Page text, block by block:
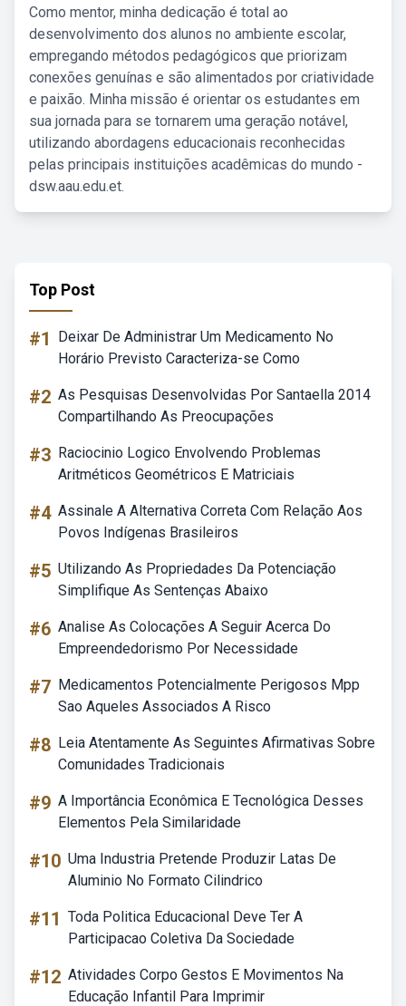
Como mentor, minha dedicação é total ao
desenvolvimento dos alunos no ambiente escolar,
empregando métodos pedagógicos que priorizam
conexões genuínas e são alimentados por criatividade
e paixão. Minha missão é orientar os estudantes em
sua jornada para se tornarem uma geração notável,
utilizando abordagens educacionais reconhecidas
pelas principais instituições acadêmicas do mundo -
dsw.aau.edu.et.
Top Post
#1
Deixar De Administrar Um Medicamento No
Horário Previsto Caracteriza-se Como
#2 As Pesquisas Desenvolvidas Por Santaella 2014
Compartilhando As Preocupações
#3 Raciocinio Logico Envolvendo Problemas
Aritméticos Geométricos E Matriciais
#4 Assinale A Alternativa Correta Com Relação Aos
Povos Indígenas Brasileiros
#5 Utilizando As Propriedades Da Potenciação
Simplifique As Sentenças Abaixo
#6 Analise As Colocações A Seguir Acerca Do
Empreendedorismo Por Necessidade
#7 Medicamentos Potencialmente Perigosos Mpp
Sao Aqueles Associados A Risco
#8 Leia Atentamente As Seguintes Afirmativas Sobre
Comunidades Tradicionais
#9 A Importância Econômica E Tecnológica Desses
Elementos Pela Similaridade
#10 Uma Industria Pretende Produzir Latas De
Aluminio No Formato Cilindrico
#11 Toda Politica Educacional Deve Ter A
Participacao Coletiva Da Sociedade
#12 Atividades Corpo Gestos E Movimentos Na
Educação Infantil Para Imprimir